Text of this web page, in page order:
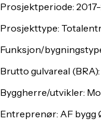
Prosjektperiode:
Prosjekttype:
Funksjon/
Brutto gulvareal (BRA):
Byggherre/utvikler:
Entreprenør: AF bygg